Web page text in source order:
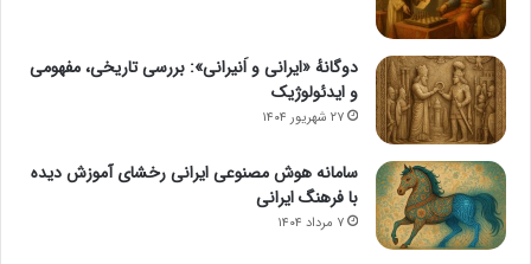
دوگانهٔ «ایرانی و اَنیرانی»: بررسی تاریخی، مفهومی
و ایدئولوژیک
۲۷ شهریور ۱۴۰۴
سامانه هوش مصنوعی ایرانی رخشای آموزش دیده
با فرهنگ ایرانی
۷ مرداد ۱۴۰۴